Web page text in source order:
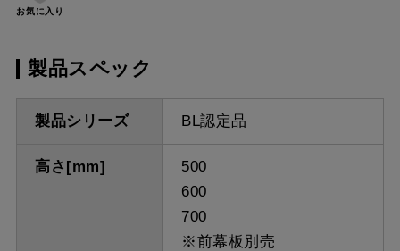
お気に入り
製品スペック
製品シリーズ BL認定品
高さ[mm]
500
600
700
※前幕板別売